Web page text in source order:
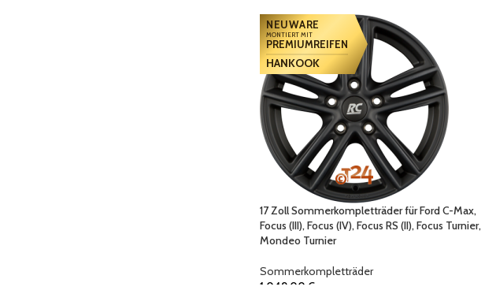
NEUWARE
MONTIERT MIT
PREMIUMREIFEN
HANKOOK
17 Zoll Sommerkompletträder für Ford C-Max,
Focus (III), Focus (IV), Focus RS (II), Focus Turnier,
Mondeo Turnier
Sommerkompletträder
1.049,00 €